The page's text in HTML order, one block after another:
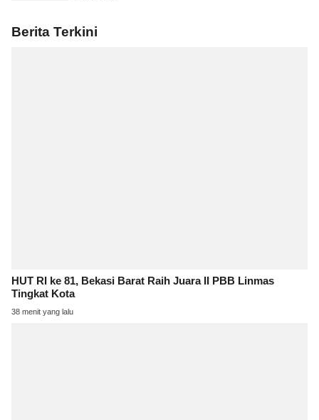
Berita Terkini
HUT RI ke 81, Bekasi Barat Raih Juara II PBB Linmas
Tingkat Kota
38 menit yang lalu